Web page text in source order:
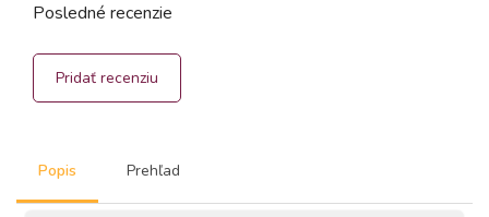
Popis Prehľad
Posledné recenzie
Pridať recenziu